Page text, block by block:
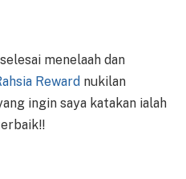
menelaah dan
Reward nukilan
ingin saya katakan ialah